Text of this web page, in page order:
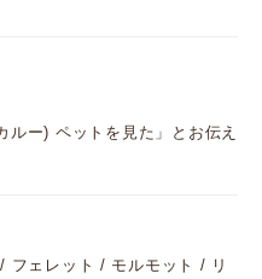
ー) ペットを見た」とお伝え
ェレット / モルモット / リ